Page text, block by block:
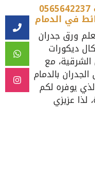
معلم ورق جدران الشرقية 0565642237
في الدمام
ورق جدران
ديكورات
مع
بالدمام
يوفره لكم
لذا عزيزي